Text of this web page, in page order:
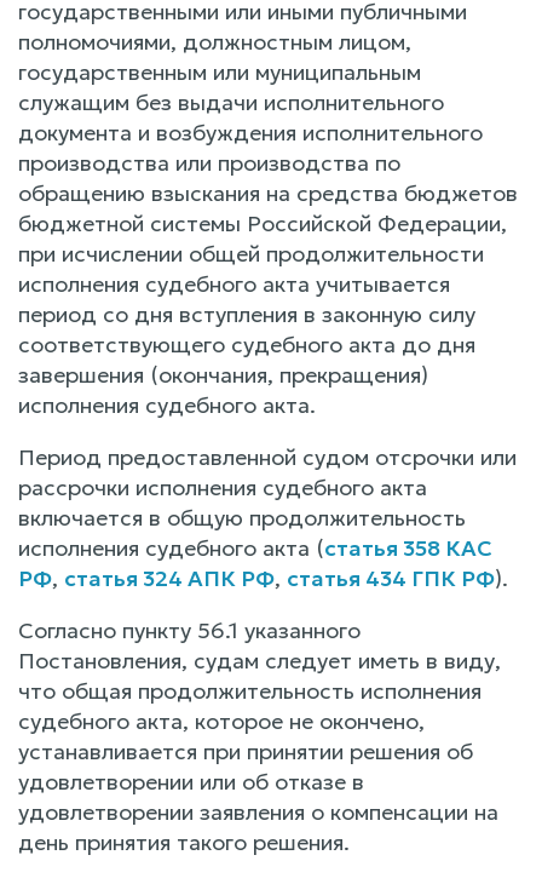
государственными или иными публичными
полномочиями, должностным лицом,
государственным или муниципальным
служащим без выдачи исполнительного
документа и возбуждения исполнительного
производства или производства по
обращению взыскания на средства бюджетов
бюджетной системы Российской Федерации,
при исчислении общей продолжительности
исполнения судебного акта учитывается
период со дня вступления в законную силу
соответствующего судебного акта до дня
завершения (окончания, прекращения)
исполнения судебного акта.
Период предоставленной судом отсрочки или
рассрочки исполнения судебного акта
включается в общую продолжительность
исполнения судебного акта (статья 358 КАС
РФ, статья 324 АПК РФ, статья 434 ГПК РФ).
Согласно пункту 56.1 указанного
Постановления, судам следует иметь в виду,
что общая продолжительность исполнения
судебного акта, которое не окончено,
устанавливается при принятии решения об
удовлетворении или об отказе в
удовлетворении заявления о компенсации на
день принятия такого решения.